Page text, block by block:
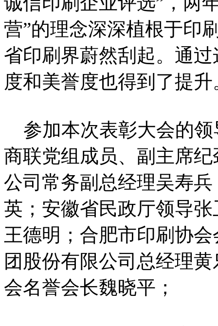
营”的理念深深植根于印
省印刷界蔚然刮起。通
度和美誉度也得到了提升
参加本次表彰大会的领
商联党组成员、副主席
公司常务副总经理吴寿
英；安徽省民政厅领导
王德明；合肥市印刷协
团股份有限公司总经理
会名誉会长魏晓平；